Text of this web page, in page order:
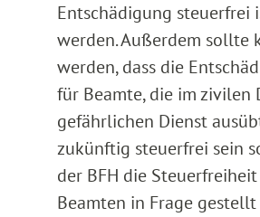
Entschädigung steuerfrei
werden. Außerdem sollte
werden, dass die
für Beamte, die im zivilen
gefährlichen Dienst
zukünftig steuerfrei sein
der BFH die
Beamten in Frage